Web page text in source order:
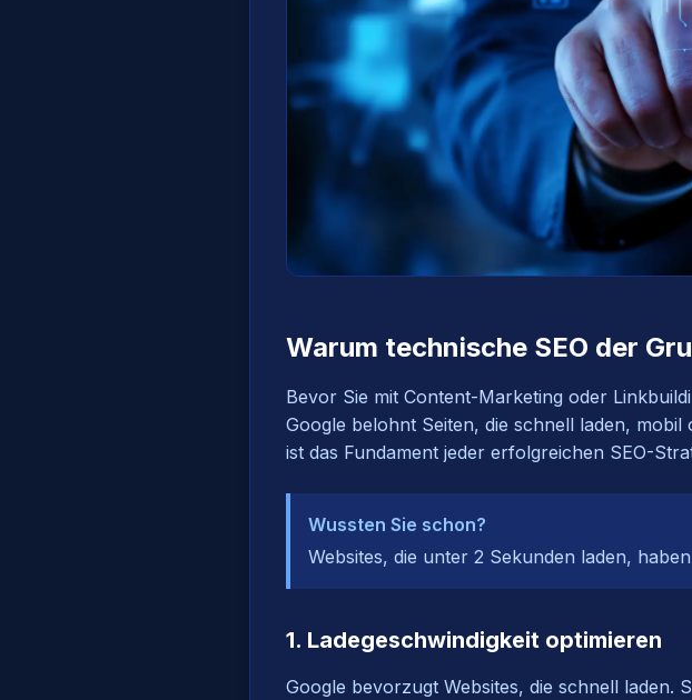
Warum technische SEO der
Bevor Sie mit Content-Marketing oder
Google belohnt Seiten, die schnell laden,
ist das Fundament jeder erfolgreichen SEO-
Wussten Sie schon?
Websites, die unter 2 Sekunden laden,
1. Ladegeschwindigkeit optimieren
Google bevorzugt Websites, die schnell laden.